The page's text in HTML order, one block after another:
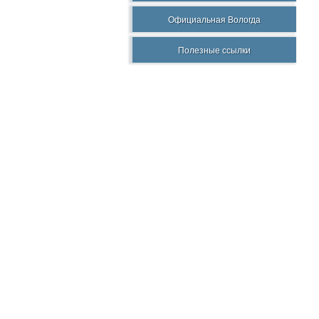
Официальная Вологда
Полезные ссылки